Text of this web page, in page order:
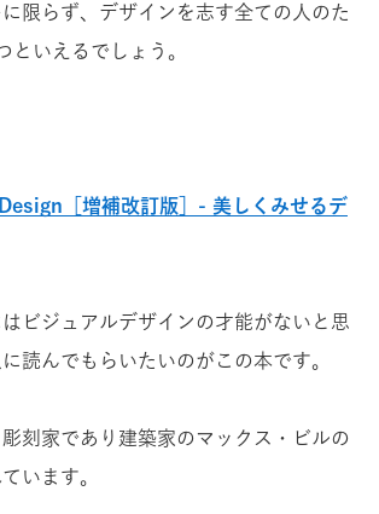
限らず、デザインを志す全ての人のた
といえるでしょう。
［増補改訂版］- 美しくみせるデ
はビジュアルデザインの才能がないと思
読んでもらいたいのがこの本です。
刻家であり建築家のマックス・ビルの
います。